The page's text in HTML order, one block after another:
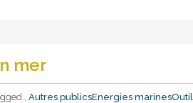
mer
, Autres publicsEnergies marinesOutil